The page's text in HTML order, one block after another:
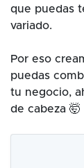
que puedas
variado.
Por eso
puedas
tu negocio,
de cabeza 🤯